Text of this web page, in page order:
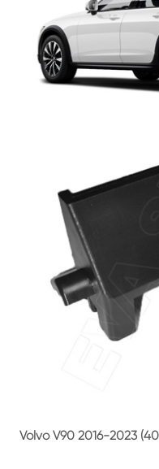
Volvo V90 2016-2023